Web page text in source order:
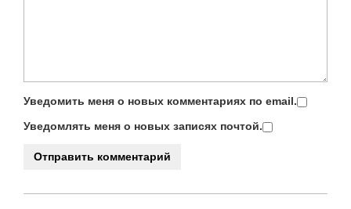
Уведомить меня о новых комментариях по email.
Уведомлять меня о новых записях почтой.